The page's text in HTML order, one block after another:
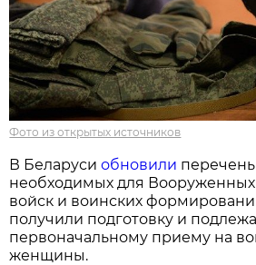
Фото из открытых источников
В Беларусиобновили
необходимых для Вооруженных
войск и воинских
получили подготовку и
первоначальному приему на
женщины.